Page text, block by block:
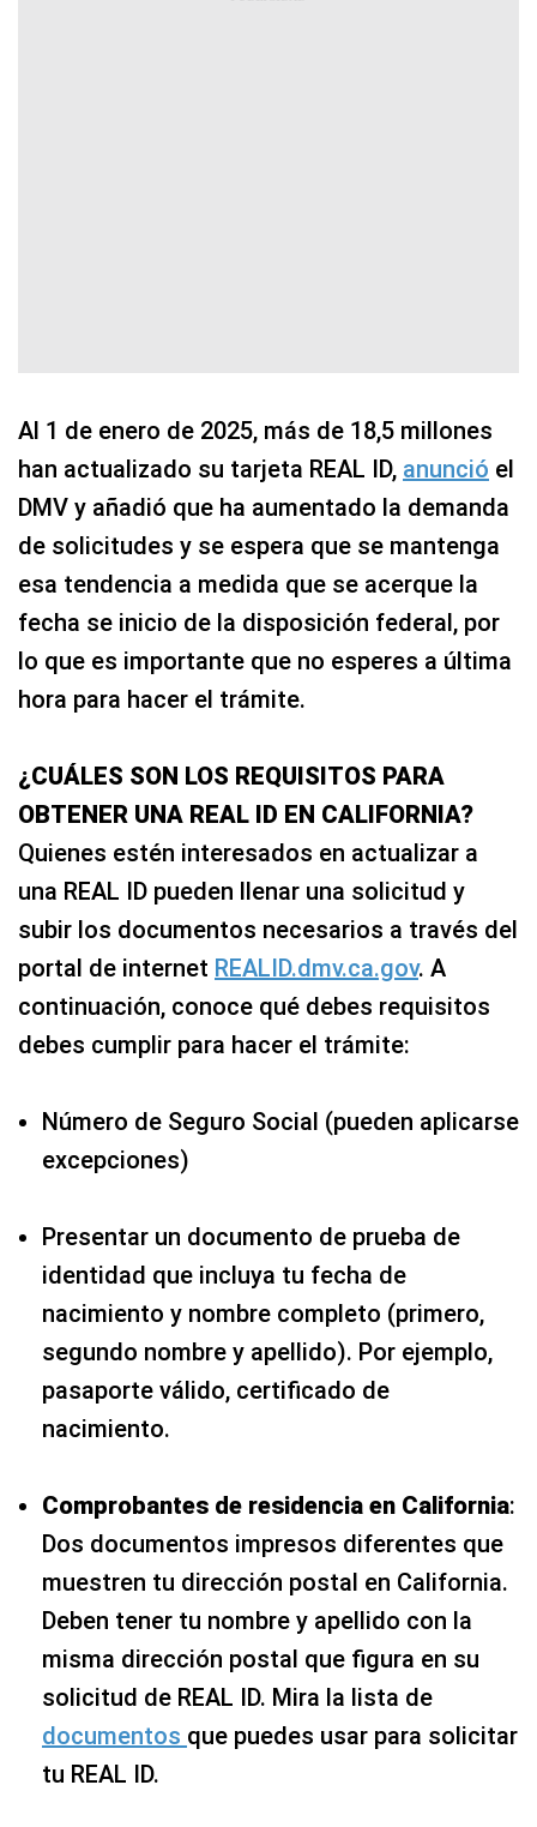
Al 1 de enero de 2025, más de 18,5 millones
han actualizado su tarjeta REAL ID, anunció el
DMV y añadió que ha aumentado la demanda
de solicitudes y se espera que se mantenga
esa tendencia a medida que se acerque la
fecha se inicio de la disposición federal, por
lo que es importante que no esperes a última
hora para hacer el trámite.
¿CUÁLES SON LOS REQUISITOS PARA
OBTENER UNA REAL ID EN CALIFORNIA?
Quienes estén interesados en actualizar a
una REAL ID pueden llenar una solicitud y
subir los documentos necesarios a través del
portal de internet REALID.dmv.ca.gov. A
continuación, conoce qué debes requisitos
debes cumplir para hacer el trámite:
Número de Seguro Social (pueden aplicarse
excepciones)
Presentar un documento de prueba de
identidad que incluya tu fecha de
nacimiento y nombre completo (primero,
segundo nombre y apellido). Por ejemplo,
pasaporte válido, certificado de
nacimiento.
Comprobantes de residencia en California:
Dos documentos impresos diferentes que
muestren tu dirección postal en California.
Deben tener tu nombre y apellido con la
misma dirección postal que figura en su
solicitud de REAL ID. Mira la lista de
documentos que puedes usar para solicitar
tu REAL ID.